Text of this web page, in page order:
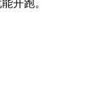
开跑。